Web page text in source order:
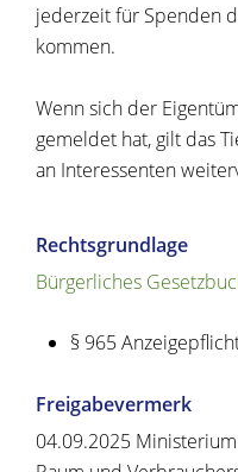
jederzeit für Spenden
kommen.
Wenn sich der
gemeldet hat, gilt das
an Interessenten
Rechtsgrundlage
Bürgerliches
§ 965
Freigabevermerk
04.09.2025